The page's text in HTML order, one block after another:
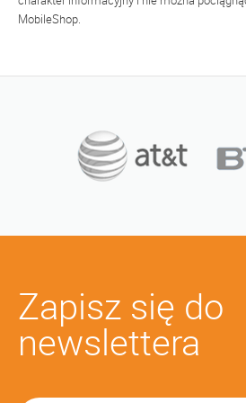
MobileShop.
Zapisz się do
newslettera